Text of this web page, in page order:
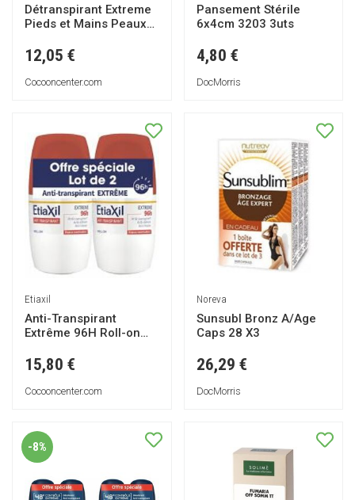
Détranspirant Extreme
Pieds et Mains Peaux
Flacon 100 ml
12,05 €
Cocooncenter.com
Pansement Stérile
6x4cm 3203 3uts
4,80 €
DocMorris
Etiaxil
Anti-Transpirant
Extrême 96H Roll-on
x 50 ml
15,80 €
Cocooncenter.com
Noreva
Sunsubl Bronz A/Age
Caps 28 X3
26,29 €
DocMorris
-8%